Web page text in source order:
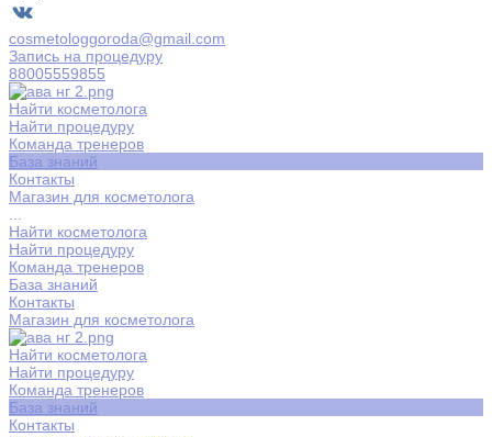
cosmetologgoroda@gmail.com
Запись на процедуру
88005559855
Найти косметолога
Найти процедуру
Команда тренеров
База знаний
Контакты
Магазин для косметолога
Найти косметолога
Найти процедуру
Команда тренеров
База знаний
Контакты
Магазин для косметолога
Найти косметолога
Найти процедуру
Команда тренеров
База знаний
Контакты